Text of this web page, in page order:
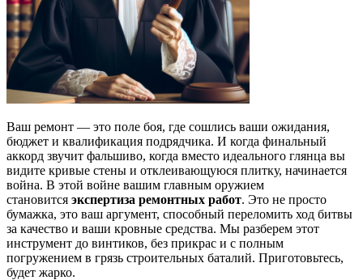
Ваш ремонт — это поле боя, где сошлись ваши ожидания,
бюджет и квалификация подрядчика. И когда финальный
аккорд звучит фальшиво, когда вместо идеального глянца вы
видите кривые стены и отклеивающуюся плитку, начинается
война. В этой войне вашим главным оружием
становится экспертиза ремонтных работ. Это не просто
бумажка, это ваш аргумент, способный переломить ход битвы
за качество и ваши кровные средства. Мы разберем этот
инструмент до винтиков, без прикрас и с полным
погружением в грязь строительных баталий. Приготовьтесь,
будет жарко.